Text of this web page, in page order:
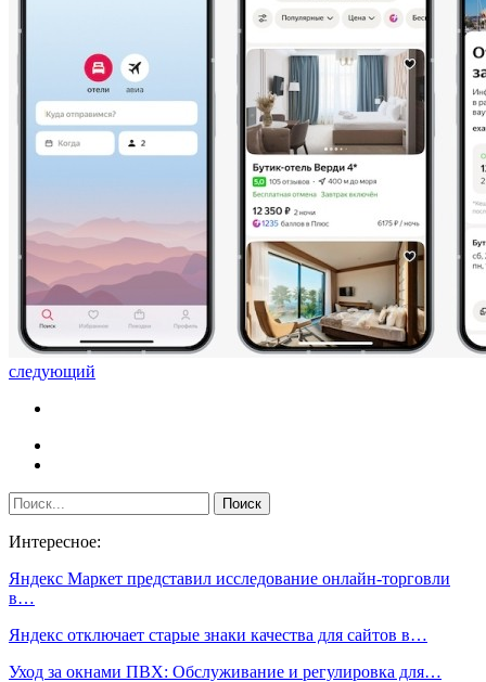
следующий
Интересное:
Яндекс Маркет представил исследование онлайн-торговли
в…
Яндекс отключает старые знаки качества для сайтов в…
Уход за окнами ПВХ: Обслуживание и регулировка для…